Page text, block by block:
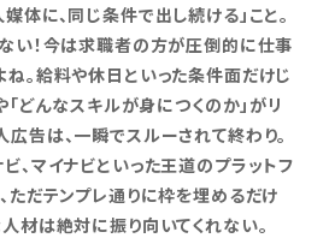
体に、同じ条件で出し続ける」こと。
い！今は求職者の方が圧倒的に仕事
。給料や休日といった条件面だけじ
「どんなスキルが身につくのか」がリ
告は、一瞬でスルーされて終わり。
、マイナビといった王道のプラットフ
ただテンプレ通りに枠を埋めるだけ
材は絶対に振り向いてくれない。